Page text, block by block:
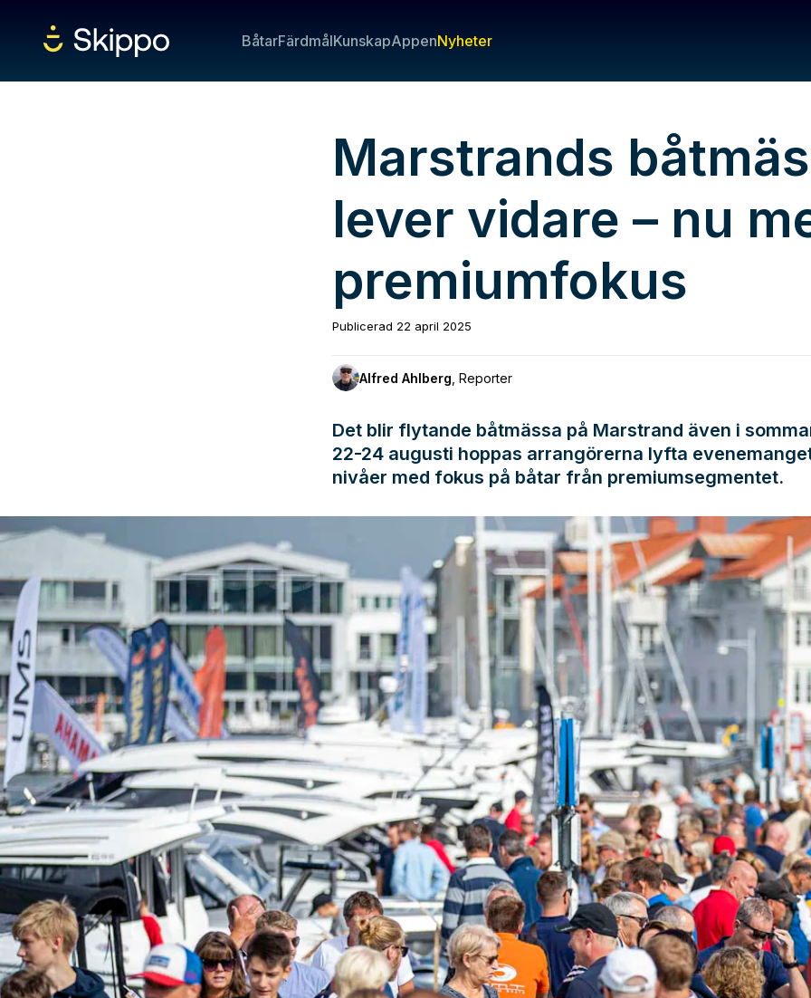
BåtarFärdmålKunskapAppenNyheter
Marstrands
lever vidare – nu
premiumfokus
Publicerad 22 april 2025
Alfred Ahlberg Reporter
Det blir flytande båtmässa på Marstrand även i
22-24 augusti hoppas arrangörerna lyfta
nivåer med fokus på båtar från premiumsegmentet.